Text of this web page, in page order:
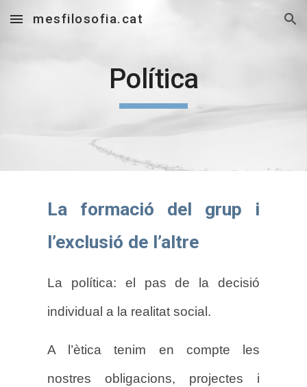
Skip to main content Skip to navigation
mesfilosofia.cat
Política
La formació del grup i
l’exclusió de l’altre
La política: el pas de la decisió
individual a la realitat social.
A l’ètica tenim en compte les
nostres obligacions, projectes i